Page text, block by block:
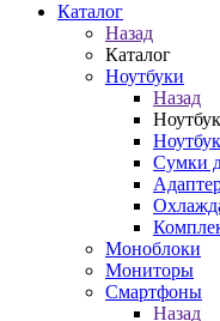
Каталог
Назад
Каталог
Ноутбуки
Назад
Сумки
Моноблоки
Мониторы
Смартфоны
Назад